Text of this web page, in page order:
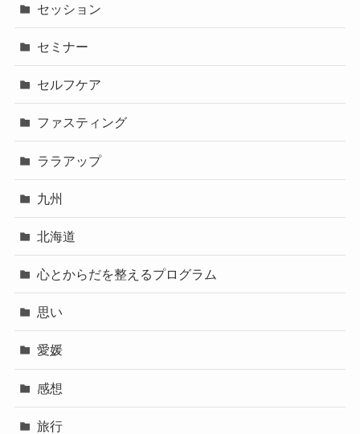
セッション
セミナー
セルフケア
ファスティング
ララアップ
九州
北海道
心とからだを整えるプログラム
思い
愛媛
感想
旅行